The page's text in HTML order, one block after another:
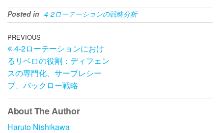
Posted in 4-2ローテーションの戦略分析
Post
navigation
Previous
Post
PREVIOUS
4-2ローテーションにおけ
るリベロの役割：ディフェン
スの専門化、サーブレシー
ブ、バックロー戦略
About The Author
Haruto Nishikawa